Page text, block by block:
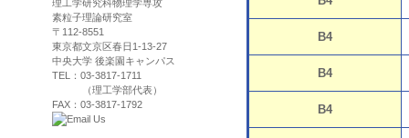
理工学研究科物理学専攻
素粒子理論研究室
〒112-8551
東京都文京区春日1-13-27
中央大学 後楽園キャンパス
TEL：03-3817-1711
（理工学部代表）
FAX：03-3817-1792
B4
B4
B4